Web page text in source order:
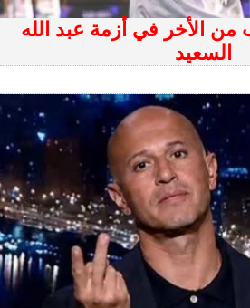
من الأخر في أزمة عبد الله
السعيد